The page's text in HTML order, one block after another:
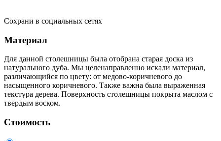
Сохрани в социальных сетях
Материал
Для данной столешницы была отобрана старая доска из
натурального дуба. Мы целенаправленно искали материал,
различающийся по цвету: от медово-коричневого до
насыщенного коричневого. Также важна была выраженная
текстура дерева. Поверхность столешницы покрыта маслом с
твердым воском.
Стоимость